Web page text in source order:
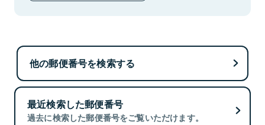
他の郵便番号を検索する
最近検索した郵便番号
過去に検索した郵便番号をご覧いただけます。